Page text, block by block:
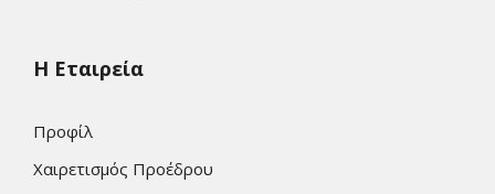
Η Εταιρεία
Προφίλ
Χαιρετισμός Προέδρου